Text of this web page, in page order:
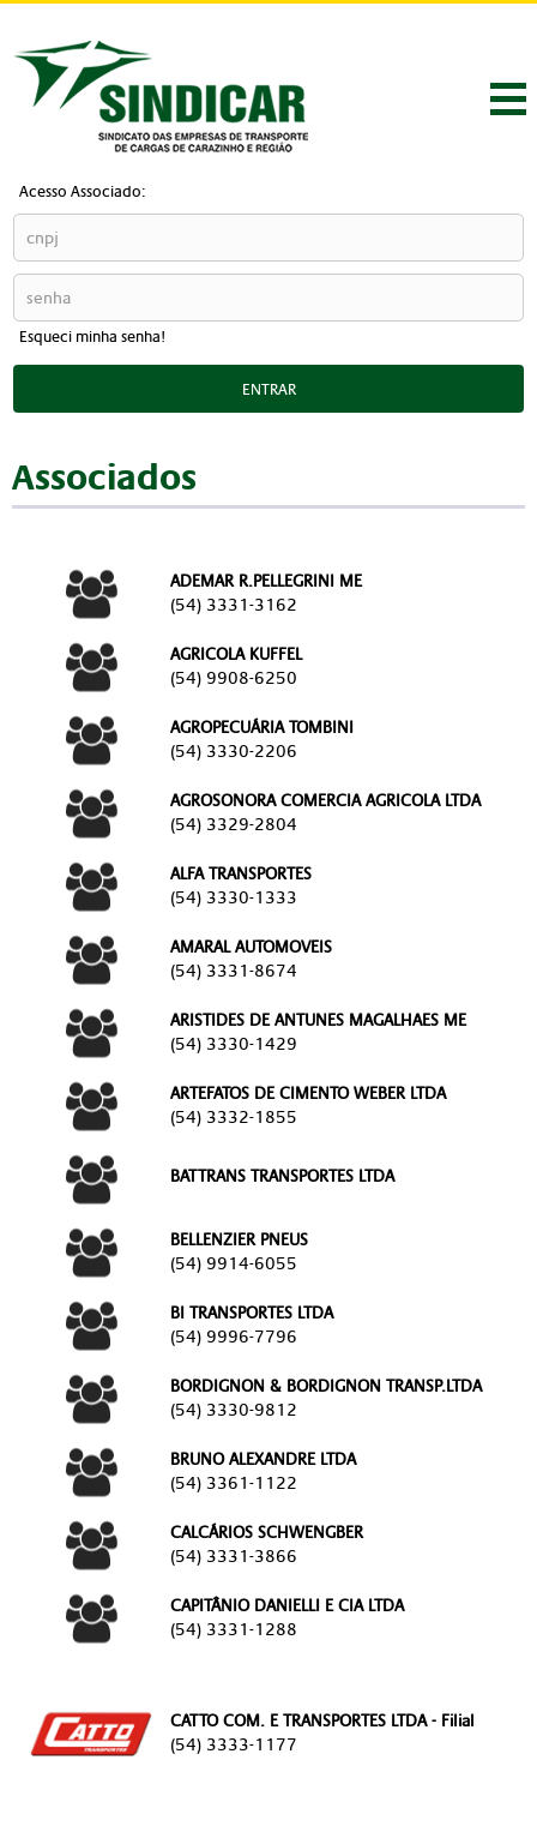
Acesso Associado:
Esqueci minha senha!
ENTRAR
Associados
ADEMAR R.PELLEGRINI ME
(54) 3331-3162
AGRICOLA KUFFEL
(54) 9908-6250
AGROPECUÁRIA TOMBINI
(54) 3330-2206
AGROSONORA COMERCIA AGRICOLA LTDA
(54) 3329-2804
ALFA TRANSPORTES
(54) 3330-1333
AMARAL AUTOMOVEIS
(54) 3331-8674
ARISTIDES DE ANTUNES MAGALHAES ME
(54) 3330-1429
ARTEFATOS DE CIMENTO WEBER LTDA
(54) 3332-1855
BATTRANS TRANSPORTES LTDA
BELLENZIER PNEUS
(54) 9914-6055
BI TRANSPORTES LTDA
(54) 9996-7796
BORDIGNON & BORDIGNON TRANSP.LTDA
(54) 3330-9812
BRUNO ALEXANDRE LTDA
(54) 3361-1122
CALCÁRIOS SCHWENGBER
(54) 3331-3866
CAPITÂNIO DANIELLI E CIA LTDA
(54) 3331-1288
CATTO COM. E TRANSPORTES LTDA - Filial
(54) 3333-1177